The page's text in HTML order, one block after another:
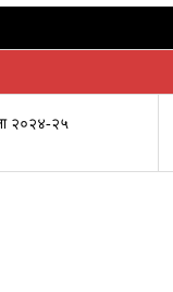
२०२४-२५